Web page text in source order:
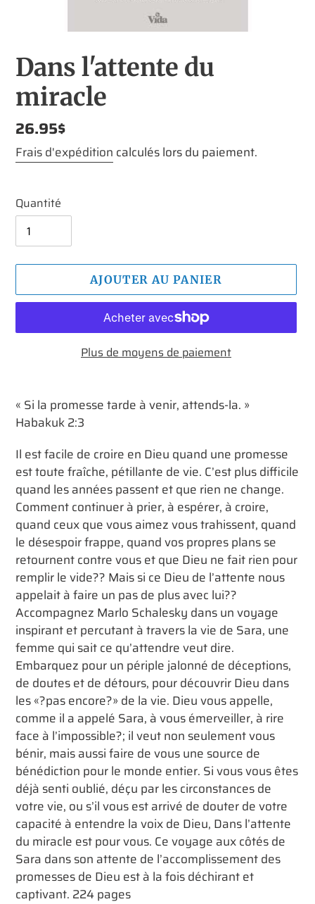
Dans l'attente du
miracle
Prix
normal
26.95$
Frais d'expédition calculés lors du paiement.
Quantité
AJOUTER AU PANIER
Plus de moyens de paiement
d'un
produit
votre
panier
« Si la promesse tarde à venir, attends-la. »
Habakuk 2:3
Il est facile de croire en Dieu quand une promesse
est toute fraîche, pétillante de vie. C’est plus difficile
quand les années passent et que rien ne change.
Comment continuer à prier, à espérer, à croire,
quand ceux que vous aimez vous trahissent, quand
le désespoir frappe, quand vos propres plans se
retournent contre vous et que Dieu ne fait rien pour
remplir le vide?? Mais si ce Dieu de l’attente nous
appelait à faire un pas de plus avec lui??
Accompagnez Marlo Schalesky dans un voyage
inspirant et percutant à travers la vie de Sara, une
femme qui sait ce qu’attendre veut dire.
Embarquez pour un périple jalonné de déceptions,
de doutes et de détours, pour découvrir Dieu dans
les «?pas encore?» de la vie. Dieu vous appelle,
comme il a appelé Sara, à vous émerveiller, à rire
face à l’impossible?; il veut non seulement vous
bénir, mais aussi faire de vous une source de
bénédiction pour le monde entier. Si vous vous êtes
déjà senti oublié, déçu par les circonstances de
votre vie, ou s’il vous est arrivé de douter de votre
capacité à entendre la voix de Dieu, Dans l’attente
du miracle est pour vous. Ce voyage aux côtés de
Sara dans son attente de l’accomplissement des
promesses de Dieu est à la fois déchirant et
captivant. 224 pages